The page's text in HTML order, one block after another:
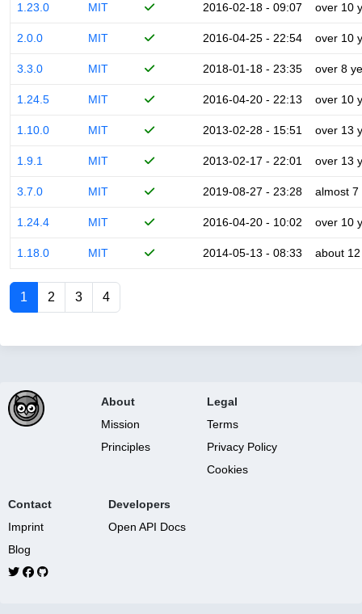
1.23.0 MIT 2016-02-18 - 09:07 over 10
2.0.0 MIT 2016-04-25 - 22:54 over 10
3.3.0 MIT 2018-01-18 - 23:35 over 8
1.24.5 MIT 2016-04-20 - 22:13 over 10
1.10.0 MIT 2013-02-28 - 15:51 over 13
1.9.1 MIT 2013-02-17 - 22:01 over 13
3.7.0 MIT 2019-08-27 - 23:28 almost 7
1.24.4 MIT 2016-04-20 - 10:02 over 10
1.18.0 MIT 2014-05-13 - 08:33 about
1 2 3 4
About
Mission
Principles
Legal
Terms
Privacy Policy
Cookies
Contact
Imprint
Blog
Developers
Open API Docs